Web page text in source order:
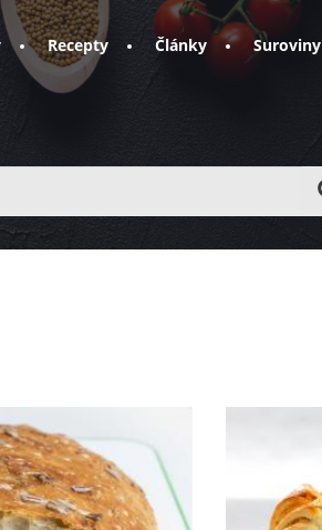
Recepty Články Suroviny